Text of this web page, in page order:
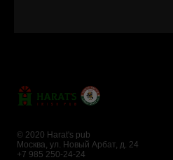
© 2020 Harat's pub
Москва, ул. Новый Арбат, д. 24
+7 985 250-24-24